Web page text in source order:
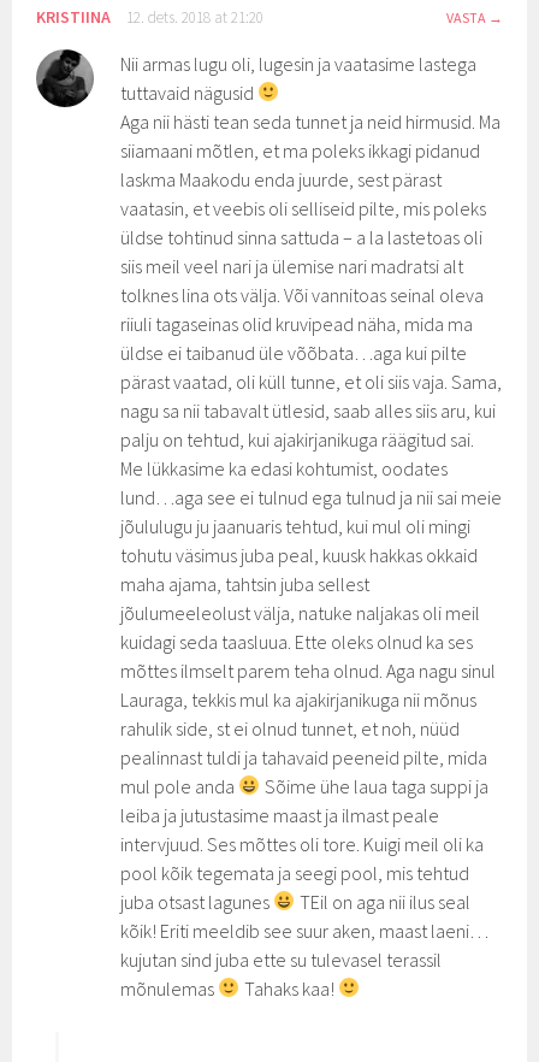
KRISTIINA 12. dets. 2018 at 21:20 VASTA
Nii armas lugu oli, lugesin ja vaatasime lastega
tuttavaid nägusid
Aga nii hästi tean seda tunnet ja neid hirmusid. Ma
siiamaani mõtlen, et ma poleks ikkagi pidanud
laskma Maakodu enda juurde, sest pärast
vaatasin, et veebis oli selliseid pilte, mis poleks
üldse tohtinud sinna sattuda – a la lastetoas oli
siis meil veel nari ja ülemise nari madratsi alt
tolknes lina ots välja. Või vannitoas seinal oleva
riiuli tagaseinas olid kruvipead näha, mida ma
üldse ei taibanud üle võõbata…aga kui pilte
pärast vaatad, oli küll tunne, et oli siis vaja. Sama,
nagu sa nii tabavalt ütlesid, saab alles siis aru, kui
palju on tehtud, kui ajakirjanikuga räägitud sai.
Me lükkasime ka edasi kohtumist, oodates
lund…aga see ei tulnud ega tulnud ja nii sai meie
jõululugu ju jaanuaris tehtud, kui mul oli mingi
tohutu väsimus juba peal, kuusk hakkas okkaid
maha ajama, tahtsin juba sellest
jõulumeeleolust välja, natuke naljakas oli meil
kuidagi seda taasluua. Ette oleks olnud ka ses
mõttes ilmselt parem teha olnud. Aga nagu sinul
Lauraga, tekkis mul ka ajakirjanikuga nii mõnus
rahulik side, st ei olnud tunnet, et noh, nüüd
pealinnast tuldi ja tahavaid peeneid pilte, mida
mul pole anda
Sõime ühe laua taga suppi ja
leiba ja jutustasime maast ja ilmast peale
intervjuud. Ses mõttes oli tore. Kuigi meil oli ka
pool kõik tegemata ja seegi pool, mis tehtud
juba otsast lagunes
TEil on aga nii ilus seal
kõik! Eriti meeldib see suur aken, maast laeni…
kujutan sind juba ette su tulevasel terassil
mõnulemas
Tahaks kaa!